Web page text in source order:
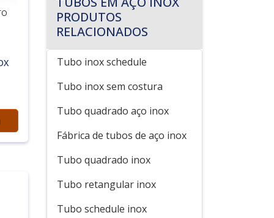
PRODUTOS
RELACIONADOS
Tubo inox schedule
Tubo inox sem costura
Tubo quadrado aço inox
Fábrica de tubos de aço inox
Tubo quadrado inox
Tubo retangular inox
Tubo schedule inox